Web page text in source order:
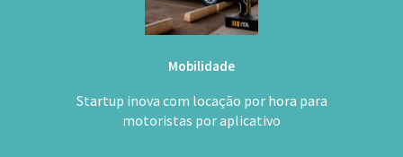
Mobilidade
Startup inova com locação por hora para
motoristas por aplicativo